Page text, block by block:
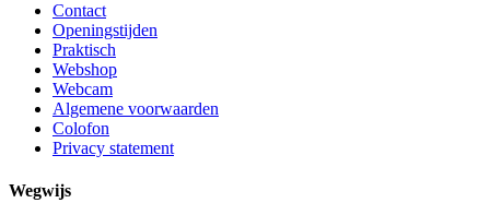
Contact
Openingstijden
Praktisch
Webshop
Webcam
Algemene voorwaarden
Colofon
Privacy statement
Wegwijs